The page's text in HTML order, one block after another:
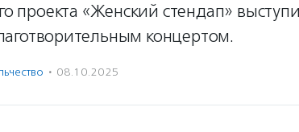
проекта «Женский стендап»
концертом.
· 08.10.2025